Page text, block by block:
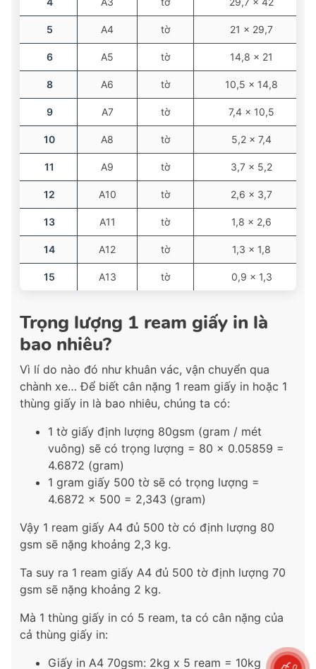
5 A4 tờ 21 × 29,7
6 A5 tờ 14,8 × 21
8 A6 tờ 10,5 × 14,8
9 A7 tờ 7,4 × 10,5
10 A8 tờ 5,2 × 7,4
11 A9 tờ 3,7 × 5,2
12 A10 tờ 2,6 × 3,7
13 A11 tờ 1,8 × 2,6
14 A12 tờ 1,3 × 1,8
15 A13 tờ 0,9 × 1,3
Trọng lượng 1 ream giấy in là
bao nhiêu?
Vì lí do nào đó như khuân vác, vận chuyển qua
chành xe… Để biết cân nặng 1 ream giấy in hoặc 1
thùng giấy in là bao nhiêu, chúng ta có:
1 tờ giấy định lượng 80gsm (gram / mét
vuông) sẽ có trọng lượng = 80 x 0.05859 =
4.6872 (gram)
1 gram giấy 500 tờ sẽ có trọng lượng =
4.6872 x 500 = 2,343 (gram)
Vậy 1 ream giấy A4 đủ 500 tờ có định lượng 80
gsm sẽ nặng khoảng 2,3 kg.
Ta suy ra 1 ream giấy A4 đủ 500 tờ định lượng 70
gsm sẽ nặng khoảng 2 kg.
Mà 1 thùng giấy in có 5 ream, ta có cân nặng của
cả thùng giấy in:
Giấy in A4 70gsm: 2kg x 5 ream = 10kg
0